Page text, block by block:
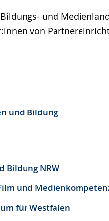
und
von
und Bildung
Bildung NRW
und
für Westfalen